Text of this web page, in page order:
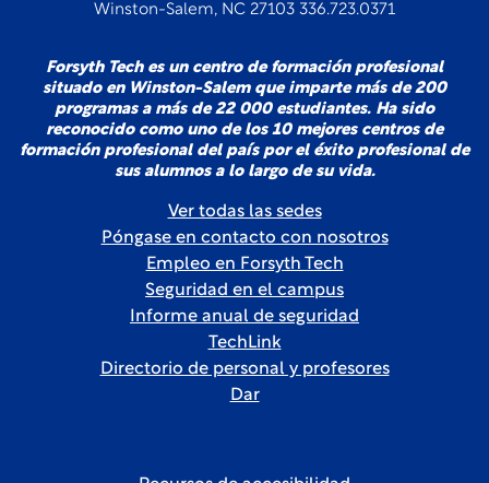
Winston-Salem, NC 27103 336.723.0371
Forsyth Tech es un centro de formación profesional
situado en Winston-Salem que imparte más de 200
programas a más de 22 000 estudiantes. Ha sido
reconocido como uno de los 10 mejores centros de
formación profesional del país por el éxito profesional de
sus alumnos a lo largo de su vida.
Ver todas las sedes
Póngase en contacto con nosotros
Empleo en Forsyth Tech
Seguridad en el campus
Informe anual de seguridad
TechLink
Directorio de personal y profesores
Dar